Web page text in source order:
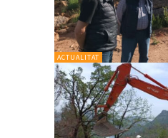
ACTUALITAT